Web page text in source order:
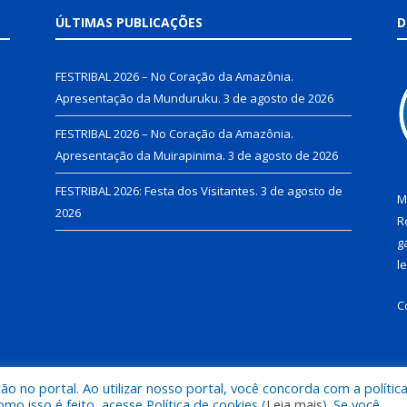
ÚLTIMAS PUBLICAÇÕES
FESTRIBAL 2026 – No Coração da Amazônia.
Apresentação da Munduruku. 3 de agosto de 2026
FESTRIBAL 2026 – No Coração da Amazônia.
Apresentação da Muirapinima. 3 de agosto de 2026
FESTRIBAL 2026: Festa dos Visitantes. 3 de agosto de
2026
Juruti. Mapa do
no portal. Ao utilizar nosso portal, você concorda com a